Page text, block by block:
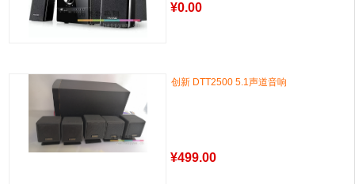
¥0.00
创新 DTT2500 5.1声道音响
¥499.00